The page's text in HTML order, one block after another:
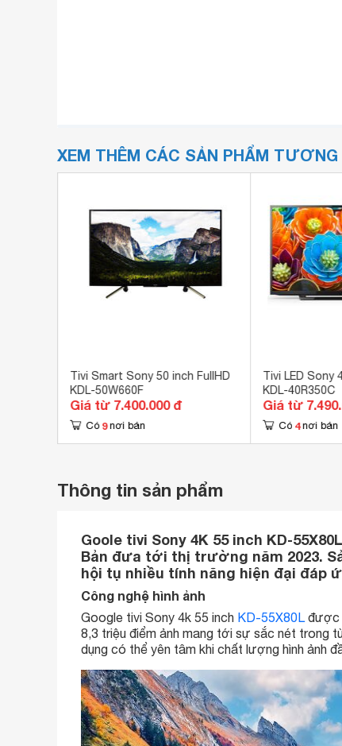
XEM THÊM CÁC SẢN PHẨM
Tivi Smart Sony 50 inch FullHD
KDL-50W660F
Giá từ 7.400.000 đ
Có 9 nơi bán
Tivi LED Sony
KDL-40R350C
Giá từ
Có 4 nơi bán
Thông tin sản phẩm
Goole tivi Sony 4K 55 inch KD-
Bản đưa tới thị trường năm 2023.
hội tụ nhiều tính năng hiện đại đáp
Công nghệ hình ảnh
Google tivi Sony 4k 55 inch KD-55X80L được
8,3 triệu điểm ảnh mang tới sự sắc nét trong
dụng có thể yên tâm khi chất lượng hình ảnh